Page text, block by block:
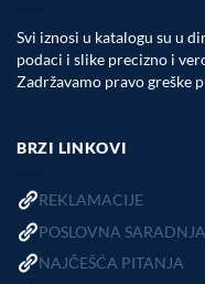
Svi iznosi u katalogu su u
podaci i slike precizno i
Zadržavamo pravo greške
BRZI LINKOVI
REKLAMACIJE
POSLOVNA SARADNJA
NAJČEŠĆA PITANJA